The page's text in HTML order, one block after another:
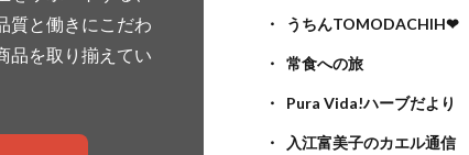
質と働きにこだわ
品を取り揃えてい
うちんTOMODACHIH❤
常食への旅
Pura Vida!ハーブだより
入江富美子のカエル通信